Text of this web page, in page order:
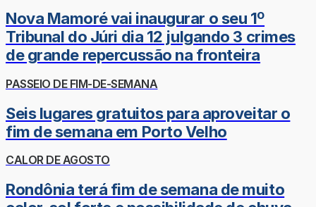
Nova Mamoré vai inaugurar o seu 1º
Tribunal do Júri dia 12 julgando 3 crimes
de grande repercussão na fronteira
PASSEIO DE FIM-DE-SEMANA
Seis lugares gratuitos para aproveitar o
fim de semana em Porto Velho
CALOR DE AGOSTO
Rondônia terá fim de semana de muito